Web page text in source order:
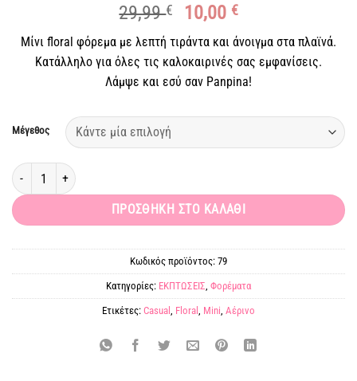
29,99€
Original
price
was:
29,99 €.
10,00 €Η
τρέχουσα
τιμή
είναι:
10,00 €.
Μίνι floral φόρεμα με λεπτή τιράντα και άνοιγμα στα πλαϊνά.
Κατάλληλο για όλες τις καλοκαιρινές σας εμφανίσεις.
Λάμψε και εσύ σαν Panpina!
Μέγεθος
Mini floral φόρεμα Delilah ποσότητα
ΠΡΟΣΘΉΚΗ ΣΤΟ ΚΑΛΆΘΙ
Κωδικός προϊόντος: 79
Κατηγορίες: ΕΚΠΤΩΣΕΙΣ, Φορέματα
Ετικέτες: Casual , Floral , Mini, Αέρινο